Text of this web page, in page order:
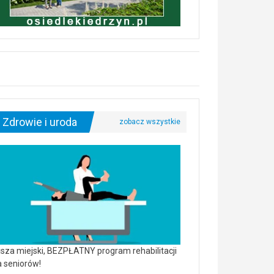
Zdrowie i uroda
miejski, BEZPŁATNY program rehabilitacji
seniorów!